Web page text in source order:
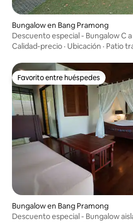
Bungalow en Bang Pramong
Descuento especial - Bungalow C
Calidad-precio · Ubicación · Patio
Favorito entre huéspedes
Favorito entre huéspedes
Bungalow en Bang Pramong
Descuento especial - Bungalow